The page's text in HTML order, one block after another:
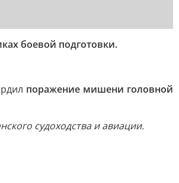
боевой подготовки.
поражение мишени головной
судоходства и авиации.